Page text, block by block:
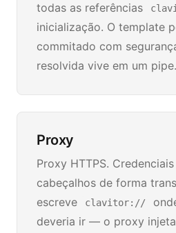
todas as referências
inicialização. O template
commitado com
resolvida vive em um pipe.
Proxy
Proxy HTTPS.
cabeçalhos de forma
escreve
clavitor://
deveria ir — o proxy